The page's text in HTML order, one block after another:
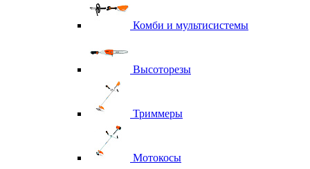
Комби и мультисистемы
Высоторезы
Триммеры
Мотокосы